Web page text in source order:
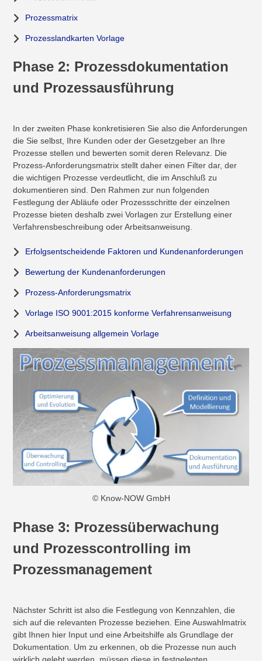
Prozessmatrix
Prozesslandkarten Vorlage
Phase 2: Prozessdokumentation
und Prozessausführung
In der zweiten Phase konkretisieren Sie also die Anforderungen
die Sie selbst, Ihre Kunden oder der Gesetzgeber an Ihre
Prozesse stellen und bewerten somit deren Relevanz. Die
Prozess-Anforderungsmatrix stellt daher einen Filter dar, der
die wichtigen Prozesse verdeutlicht, die im Anschluß zu
dokumentieren sind. Den Rahmen zur nun folgenden
Festlegung der Abläufe oder Prozessschritte der einzelnen
Prozesse bieten deshalb zwei Vorlagen zur Erstellung einer
Verfahrensbeschreibung oder Arbeitsanweisung.
Erfolgsentscheidende Faktoren und Kundenanforderungen
Bewertung der Kundenanforderungen
Prozess-Anforderungsmatrix
Vorlage ISO 9001:2015 konforme Verfahrensanweisung
Arbeitsanweisung allgemein Vorlage
© Know-NOW GmbH
Phase 3: Prozessüberwachung
und Prozesscontrolling im
Prozessmanagement
Nächster Schritt ist also die Festlegung von Kennzahlen, die
sich auf die relevanten Prozesse beziehen. Eine Auswahlmatrix
gibt Ihnen hier Input und eine Arbeitshilfe als Grundlage der
Dokumentation. Um zu erkennen, ob die Prozesse nun auch